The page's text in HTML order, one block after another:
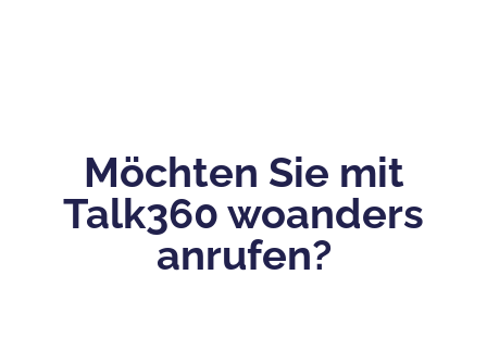
Möchten Sie mit
Talk360 woanders
anrufen?